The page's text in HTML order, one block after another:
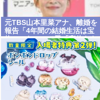
元TBS山本里菜アナ、離婚を
報告「4年間の結婚生活は宝
物」…ヤフコメ民「宝物なら
離婚しないだろ」